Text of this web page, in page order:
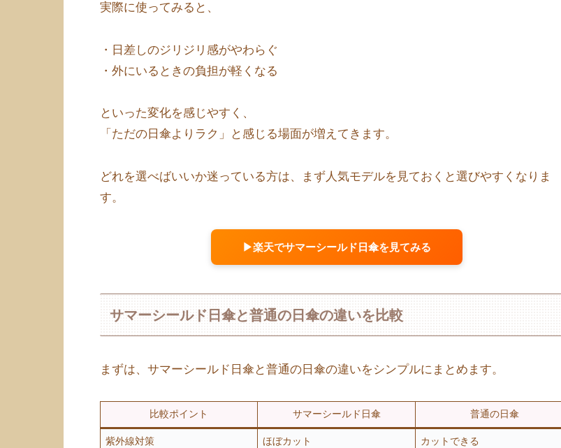
実際に使ってみると、
・日差しのジリジリ感がやわらぐ
・外にいるときの負担が軽くなる
といった変化を感じやすく、
「ただの日傘よりラク」と感じる場面が増えてきます。
どれを選べばいいか迷っている方は、まず人気モデルを見ておくと選びやすくなりま
す。
▶楽天でサマーシールド日傘を見てみる
サマーシールド日傘と普通の日傘の違いを比較
まずは、サマーシールド日傘と普通の日傘の違いをシンプルにまとめます。
比較ポイント サマーシールド日傘 普通の日傘
紫外線対策 ほぼカット カットできる